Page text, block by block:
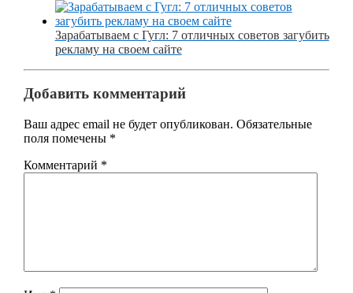
Зарабатываем с Гугл: 7 отличных советов загубить
рекламу на своем сайте
Добавить комментарий
Ваш адрес email не будет опубликован. Обязательные
поля помечены *
Комментарий *